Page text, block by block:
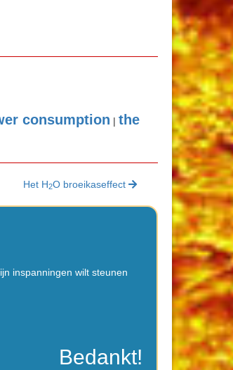
consumption | the
Het H2O broeikaseffect
inspanningen wilt steunen
Bedankt!